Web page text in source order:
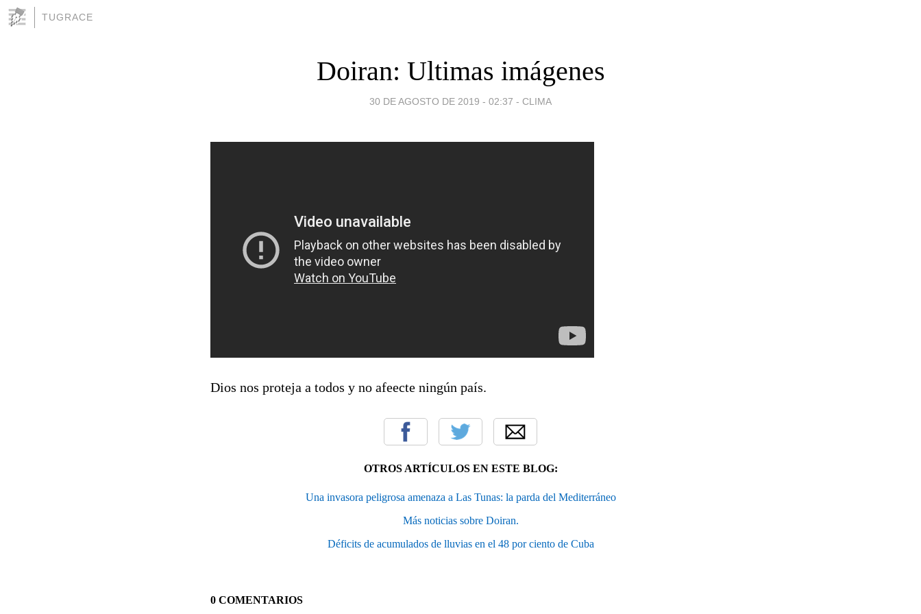
TUGRACE
Doiran: Ultimas imágenes
30 DE AGOSTO DE 2019 - 02:37 - CLIMA
Dios nos proteja a todos y no afeecte ningún país.
OTROS ARTÍCULOS EN ESTE BLOG:
Una invasora peligrosa amenaza a Las Tunas: la parda del Mediterráneo
Más noticias sobre Doiran.
Déficits de acumulados de lluvias en el 48 por ciento de Cuba
0 COMENTARIOS